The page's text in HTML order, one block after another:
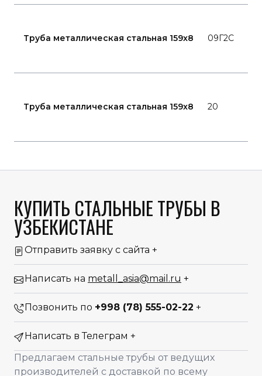
Труба металлическая стальная 159x8 09Г2С
Труба металлическая стальная 159x8 20
КУПИТЬ СТАЛЬНЫЕ ТРУБЫ В
УЗБЕКИСТАНЕ
Отправить заявку с сайта +
Написать на metall_asia@mail.ru +
Позвонить по +998 (78) 555-02-22 +
Написать в Телеграм +
Предлагаем стальные трубы от ведущих
производителей с доставкой по всему